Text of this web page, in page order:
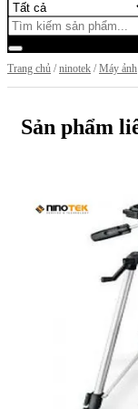
Trang chủ /ninotek /Máy ảnh
Sản phẩm